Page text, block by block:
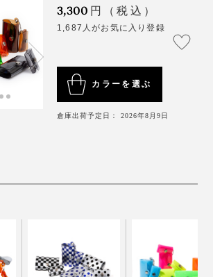
3,300 円（税込）
1,687人がお気に入り登録
カラーを選ぶ
倉庫出荷予定日： 2026年8月9日